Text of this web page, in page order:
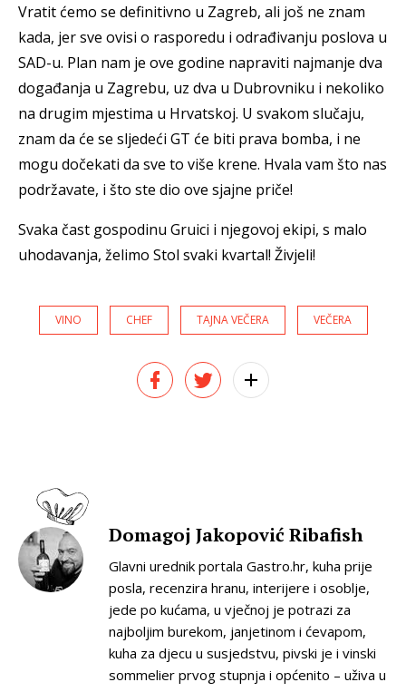
Vratit ćemo se definitivno u Zagreb, ali još ne znam
kada, jer sve ovisi o rasporedu i odrađivanju poslova u
SAD-u. Plan nam je ove godine napraviti najmanje dva
događanja u Zagrebu, uz dva u Dubrovniku i nekoliko
na drugim mjestima u Hrvatskoj. U svakom slučaju,
znam da će se sljedeći GT će biti prava bomba, i ne
mogu dočekati da sve to više krene. Hvala vam što nas
podržavate, i što ste dio ove sjajne priče!
Svaka čast gospodinu Gruici i njegovoj ekipi, s malo
uhodavanja, želimo Stol svaki kvartal! Živjeli!
VINO CHEF TAJNA VEČERA VEČERA
Domagoj Jakopović Ribafish
Glavni urednik portala Gastro.hr, kuha prije
posla, recenzira hranu, interijere i osoblje,
jede po kućama, u vječnoj je potrazi za
najboljim burekom, janjetinom i ćevapom,
kuha za djecu u susjedstvu, pivski je i vinski
sommelier prvog stupnja i općenito – uživa u